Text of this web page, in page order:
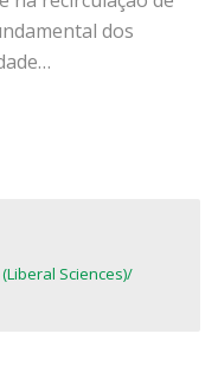
dos
Sciences)